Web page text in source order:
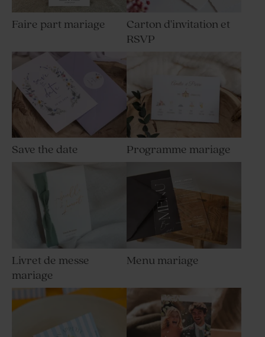
Faire part mariage
Carton d'invitation et
RSVP
Save the date Programme mariage
Livret de messe
mariage
Menu mariage